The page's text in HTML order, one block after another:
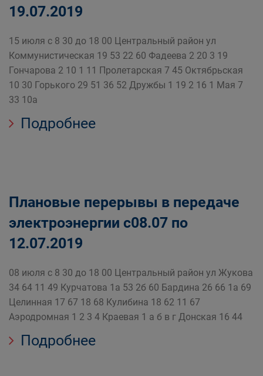
19.07.2019
15 июля с 8 30 до 18 00 Центральный район ул
Коммунистическая 19 53 22 60 Фадеева 2 20 3 19
Гончарова 2 10 1 11 Пролетарская 7 45 Октябрьская
10 30 Горького 29 51 36 52 Дружбы 1 19 2 16 1 Мая 7
33 10а
Подробнее
Плановые перерывы в передаче
электроэнергии c08.07 по
12.07.2019
08 июля с 8 30 до 18 00 Центральный район ул Жукова
34 64 11 49 Курчатова 1а 53 2б 60 Бардина 26 66 1а 69
Целинная 17 67 18 68 Кулибина 18 62 11 67
Аэродромная 1 2 3 4 Краевая 1 а б в г Донская 16 44
Подробнее